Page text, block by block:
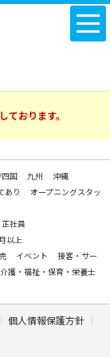
ております。
国 九州
沖縄
あり
オープニングスタッ
正社員
以上
イベント
接客・サー
護・福祉・保育・栄養士
個人情報保護方針